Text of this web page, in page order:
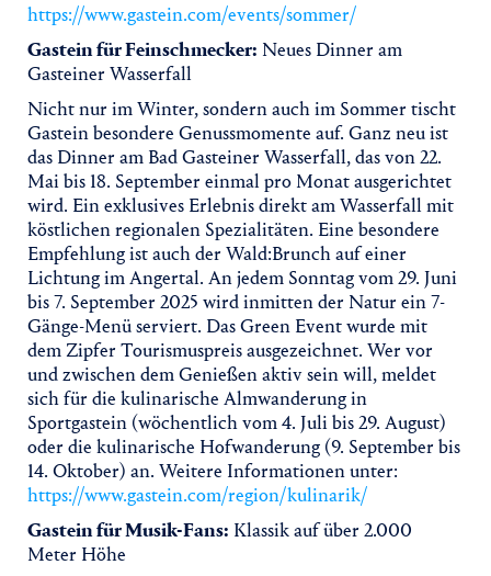
https://www.gastein.com/events/sommer/
Gastein für Feinschmecker: Neues Dinner am
Gasteiner Wasserfall
Nicht nur im Winter, sondern auch im Sommer tischt
Gastein besondere Genussmomente auf. Ganz neu ist
das Dinner am Bad Gasteiner Wasserfall, das von 22.
Mai bis 18. September einmal pro Monat ausgerichtet
wird. Ein exklusives Erlebnis direkt am Wasserfall mit
köstlichen regionalen Spezialitäten. Eine besondere
Empfehlung ist auch der Wald:Brunch auf einer
Lichtung im Angertal. An jedem Sonntag vom 29. Juni
bis 7. September 2025 wird inmitten der Natur ein 7-
Gänge-Menü serviert. Das Green Event wurde mit
dem Zipfer Tourismuspreis ausgezeichnet. Wer vor
und zwischen dem Genießen aktiv sein will, meldet
sich für die kulinarische Almwanderung in
Sportgastein (wöchentlich vom 4. Juli bis 29. August)
oder die kulinarische Hofwanderung (9. September bis
14. Oktober) an. Weitere Informationen unter:
https://www.gastein.com/region/kulinarik/
Gastein für Musik-Fans: Klassik auf über 2.000
Meter Höhe